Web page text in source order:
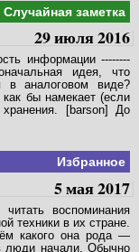
Случайная заметка
29 июля 2016
информации --------
идея, что
в аналоговом виде?
бы намекает (если
[barson] До
Избранное
5 мая 2017
воспоминания
техники в их стране.
какого она рода —
люди начали. Обычно